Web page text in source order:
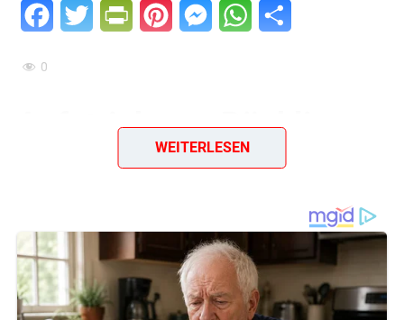
FacebookTwitter PrintFriendly
PinterestMessengerWhatsApp
0
Aufstrich aus Bückling
Diese Zutaten brauchen wir…
1 Bückling
1/4 Pfund Butter
WEITERLESEN